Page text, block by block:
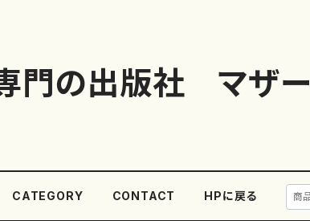
門の出版社 マザー
CATEGORY CONTACT HPに戻る